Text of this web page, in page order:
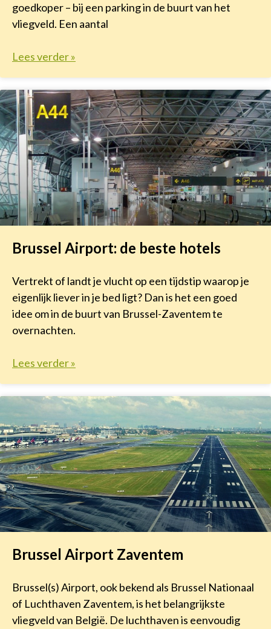
goedkoper – bij een parking in de buurt van het
vliegveld. Een aantal
Lees verder »
Brussel Airport: de beste hotels
Vertrekt of landt je vlucht op een tijdstip waarop je
eigenlijk liever in je bed ligt? Dan is het een goed
idee om in de buurt van Brussel-Zaventem te
overnachten.
Lees verder »
Brussel Airport Zaventem
Brussel(s) Airport, ook bekend als Brussel Nationaal
of Luchthaven Zaventem, is het belangrijkste
vliegveld van België. De luchthaven is eenvoudig